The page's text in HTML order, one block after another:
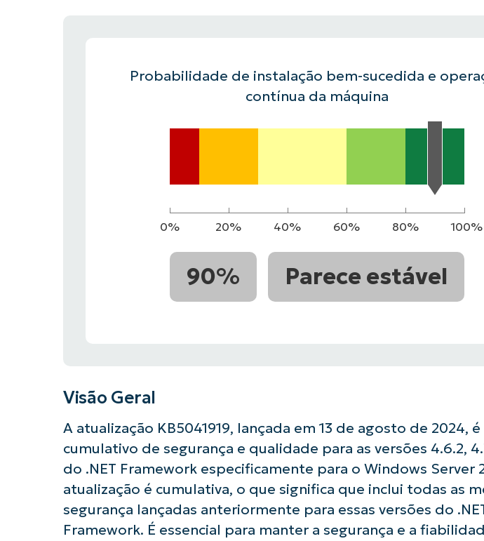
Probabilidade de instalação bem-sucedida e
contínua da máquina
0% 20% 40% 60% 80% 100%
90% Parece estável
Visão Geral
A atualização KB5041919, lançada em 13 de agosto de 2024,
cumulativo de segurança e qualidade para as versões 4.6.2,
do .NET Framework especificamente para o Windows Server
atualização é cumulativa, o que significa que inclui todas as
segurança lançadas anteriormente para essas versões do
Framework. É essencial para manter a segurança e a